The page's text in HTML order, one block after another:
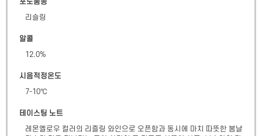
포도품종
리슬링
알콜
12.0%
시음적정온도
7-10℃
테이스팅 노트
레몬옐로우 컬러의 리즐링 와인으로 오픈함과 동시에 마치 따뜻한 봄날